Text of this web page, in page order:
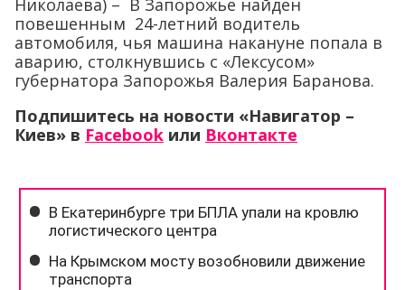
Николаева) – В Запорожье найден
повешенным 24-летний водитель
автомобиля, чья машина накануне попала в
аварию, столкнувшись с «Лексусом»
губернатора Запорожья Валерия Баранова.
Подпишитесь на новости «Навигатор –
Киев» в Facebook или Вконтакте